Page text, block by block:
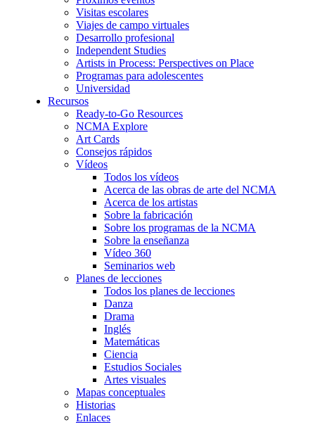
Visitas escolares
Viajes de campo virtuales
Desarrollo profesional
Independent Studies
Artists in Process: Perspectives on Place
Programas para adolescentes
Universidad
Recursos
Ready-to-Go Resources
NCMA Explore
Art Cards
Consejos rápidos
Vídeos
Todos los vídeos
Acerca de las obras de arte del NCMA
Acerca de los artistas
Sobre la fabricación
Sobre los programas de la NCMA
Sobre la enseñanza
Vídeo 360
Seminarios web
Planes de lecciones
Todos los planes de lecciones
Danza
Drama
Inglés
Matemáticas
Ciencia
Estudios Sociales
Artes visuales
Mapas conceptuales
Historias
Enlaces